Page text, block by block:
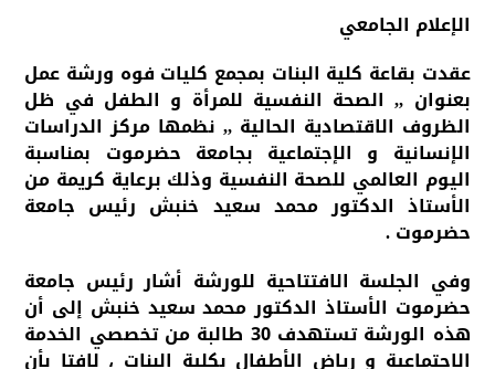
الإعلام الجامعي
عقدت بقاعة كلية البنات بمجمع كليات فوه ورشة عمل
بعنوان ,, الصحة النفسية للمرأة و الطفل في ظل
الظروف الاقتصادية الحالية ,, نظمها مركز الدراسات
الإنسانية و الإجتماعية بجامعة حضرموت بمناسبة
اليوم العالمي للصحة النفسية وذلك برعاية كريمة من
الأستاذ الدكتور محمد سعيد خنبش رئيس جامعة
حضرموت .
وفي الجلسة الافتتاحية للورشة أشار رئيس جامعة
حضرموت الأستاذ الدكتور محمد سعيد خنبش إلى أن
هذه الورشة تستهدف 30 طالبة من تخصصي الخدمة
الاجتماعية و رياض الأطفال بكلية البنات ، لافتا بأن